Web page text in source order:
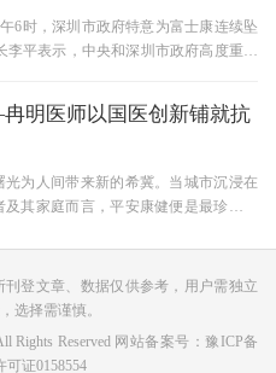
6时，深圳市政府特意为富士康连续坠
平表示，中央和深圳市政府高度重视
明医师以国医创新铺就抗
为人间带来新的希冀。当城市沉浸在
其家庭而言，平安康健便是最珍贵的
登文章、数据仅供参考，用户需独立
选择需谨慎。
Rights Reserved 网站备案号： 豫ICP备
可证0158554